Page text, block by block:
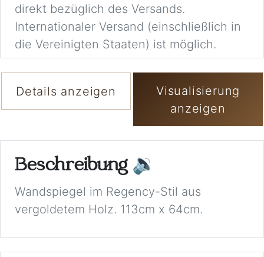
direkt bezüglich des Versands.
Internationaler Versand (einschließlich in
die Vereinigten Staaten) ist möglich.
Details anzeigen
Visualisierung
anzeigen
Beschreibung 🔉
Wandspiegel im Regency-Stil aus
vergoldetem Holz. 113cm x 64cm.